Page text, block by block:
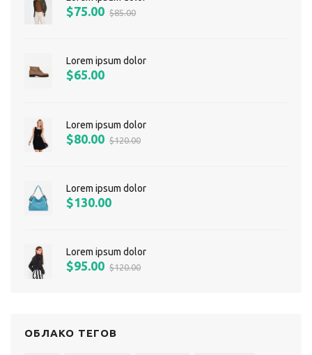
$75.00 $85.00
Lorem ipsum dolor
$65.00
Lorem ipsum dolor
$80.00 $120.00
Lorem ipsum dolor
$130.00
Lorem ipsum dolor
$95.00 $120.00
ОБЛАКО ТЕГОВ